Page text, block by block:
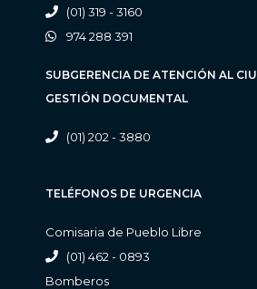
(01) 319 - 3160
974 288 391
SUBGERENCIA DE ATENCIÓN AL
GESTIÓN DOCUMENTAL
(01) 202 - 3880
TELÉFONOS DE URGENCIA
Comisaria de Pueblo Libre
(01) 462 - 0893
Bomberos